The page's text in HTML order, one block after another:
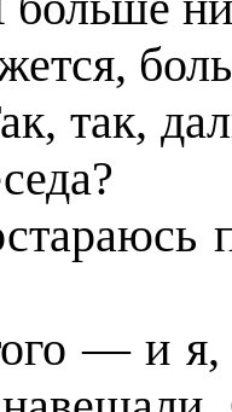
так,
— и я,